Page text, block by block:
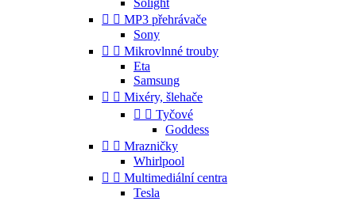
  MP3 přehrávače
Sony
  Mikrovlnné trouby
Eta
Samsung
  Mixéry, šlehače
  Tyčové
Goddess
  Mrazničky
Whirlpool
  Multimediální centra
Tesla